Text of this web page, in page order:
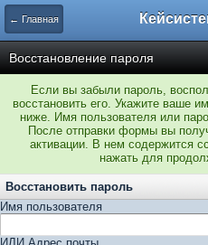
← Главная
Восстановление пароля
Если вы забыли пароль,
восстановить его. Укажите ваше
ниже. Имя пользователя или
После отправки формы вы
активации. В нем содержится
нажать для
Восстановить пароль
Имя пользователя